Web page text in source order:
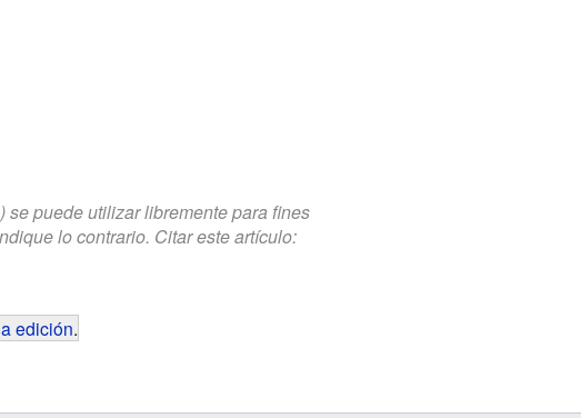
puede utilizar libremente para fines
lo contrario. Citar este artículo:
edición.